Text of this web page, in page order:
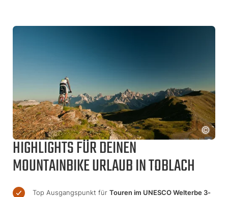
HIGHLIGHTS FÜR DEINEN
MOUNTAINBIKE URLAUB IN TOBLACH
Top Ausgangspunkt für Touren im UNESCO Welterbe 3-